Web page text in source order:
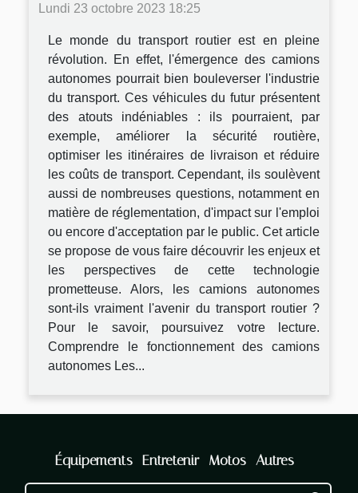
Lundi 23 octobre 2023 18:25
Le monde du transport routier est en pleine
révolution. En effet, l'émergence des camions
autonomes pourrait bien bouleverser l'industrie
du transport. Ces véhicules du futur présentent
des atouts indéniables : ils pourraient, par
exemple, améliorer la sécurité routière,
optimiser les itinéraires de livraison et réduire
les coûts de transport. Cependant, ils soulèvent
aussi de nombreuses questions, notamment en
matière de réglementation, d'impact sur l'emploi
ou encore d'acceptation par le public. Cet article
se propose de vous faire découvrir les enjeux et
les perspectives de cette technologie
prometteuse. Alors, les camions autonomes
sont-ils vraiment l'avenir du transport routier ?
Pour le savoir, poursuivez votre lecture.
Comprendre le fonctionnement des camions
autonomes Les...
Équipements Entretenir Motos Autres